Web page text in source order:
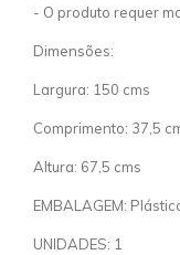
- O produto requer
Dimensões:
Largura: 150 cms
Comprimento: 37,5
Altura: 67,5 cms
EMBALAGEM:
UNIDADES: 1